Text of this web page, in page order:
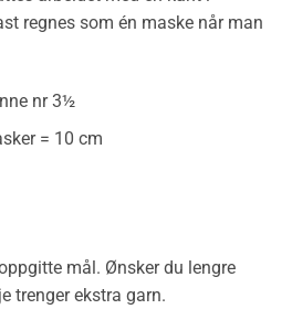
regnes som én maske når man
nr 3½
= 10 cm
mål. Ønsker du lengre
trenger ekstra garn.